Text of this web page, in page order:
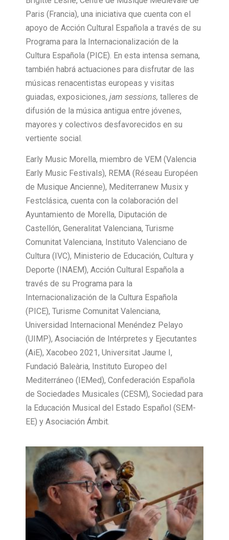
Paris (Francia), una iniciativa que cuenta con el
apoyo de Acción Cultural Española a través de su
Programa para la Internacionalización de la
Cultura Española (PICE). En esta intensa semana,
también habrá actuaciones para disfrutar de las
músicas renacentistas europeas y visitas
guiadas, exposiciones, jam sessions, talleres de
difusión de la música antigua entre jóvenes,
mayores y colectivos desfavorecidos en su
vertiente social.
Early Music Morella, miembro de VEM (Valencia
Early Music Festivals), REMA (Réseau Européen
de Musique Ancienne), Mediterranew Musix y
Festclásica, cuenta con la colaboración del
Ayuntamiento de Morella, Diputación de
Castellón, Generalitat Valenciana, Turisme
Comunitat Valenciana, Instituto Valenciano de
Cultura (IVC), Ministerio de Educación, Cultura y
Deporte (INAEM), Acción Cultural Española a
través de su Programa para la
Internacionalización de la Cultura Española
(PICE), Turisme Comunitat Valenciana,
Universidad Internacional Menéndez Pelayo
(UIMP), Asociación de Intérpretes y Ejecutantes
(AiE), Xacobeo 2021, Universitat Jaume I,
Fundació Baleària, Instituto Europeo del
Mediterráneo (IEMed), Confederación Española
de Sociedades Musicales (CESM), Sociedad para
la Educación Musical del Estado Español (SEM-
EE) y Asociación Ámbit.